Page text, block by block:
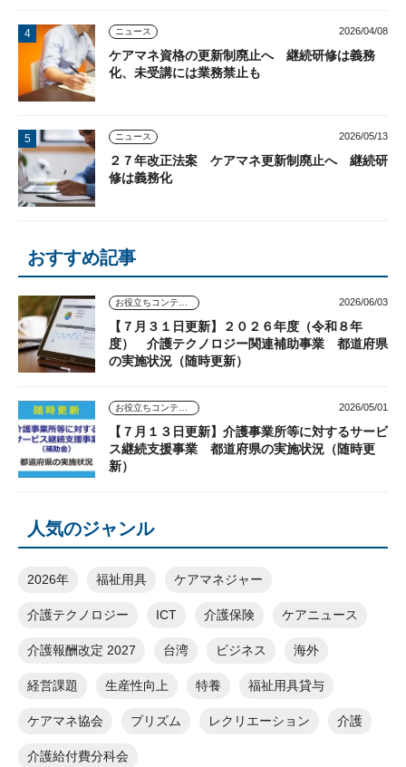
ニュース 2026/04/08
ケアマネ資格の更新制廃止へ 継続研修は義務
化、未受講には業務禁止も
ニュース 2026/05/13
２７年改正法案 ケアマネ更新制廃止へ 継続研
修は義務化
おすすめ記事
お役立ちコンテンツ 2026/06/03
【７月３１日更新】２０２６年度（令和８年
度） 介護テクノロジー関連補助事業 都道府県
の実施状況（随時更新）
お役立ちコンテンツ 2026/05/01
【７月１３日更新】介護事業所等に対するサービ
ス継続支援事業 都道府県の実施状況（随時更
新）
人気のジャンル
2026年 福祉用具 ケアマネジャー
介護テクノロジー ICT 介護保険 ケアニュース
介護報酬改定 2027 台湾 ビジネス 海外
経営課題 生産性向上 特養 福祉用具貸与
ケアマネ協会 プリズム レクリエーション 介護
介護給付費分科会